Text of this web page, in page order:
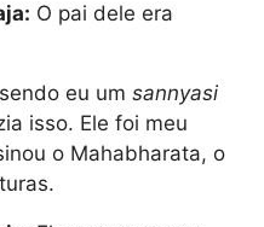
O pai dele era
eu um sannyasi
isso. Ele foi meu
o Mahabharata, o